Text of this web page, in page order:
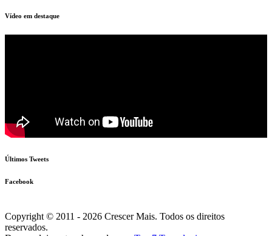
Vídeo em destaque
Últimos Tweets
Facebook
Copyright © 2011 - 2026 Crescer Mais. Todos os direitos
reservados.